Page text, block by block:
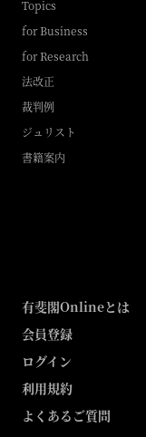
Topics
for Business
for Research
法改正
裁判例
ジュリスト
書籍案内
有斐閣Onlineとは
会員登録
ログイン
利用規約
よくあるご質問